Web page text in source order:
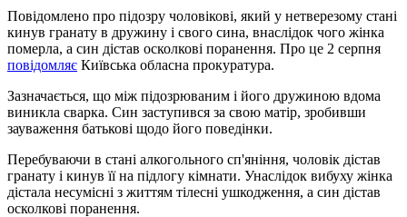
Повідомлено про підозру чоловікові, який у нетверезому стані
кинув гранату в дружину і свого сина, внаслідок чого жінка
померла, а син дістав осколкові поранення. Про це 2 серпня
повідомляє Київська обласна прокуратура.
Зазначається, що між підозрюваним і його дружиною вдома
виникла сварка. Син заступився за свою матір, зробивши
зауваження батькові щодо його поведінки.
Перебуваючи в стані алкогольного сп'яніння, чоловік дістав
гранату і кинув її на підлогу кімнати. Унаслідок вибуху жінка
дістала несумісні з життям тілесні ушкодження, а син дістав
осколкові поранення.